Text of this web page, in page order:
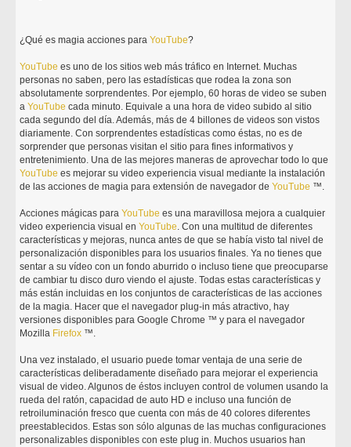
¿Qué es magia acciones paraYouTube?
YouTube es uno de los sitios web más tráfico en Internet. Muchas
personas no saben, pero las estadísticas que rodea la zona son
absolutamente sorprendentes. Por ejemplo, 60 horas de video se suben
aYouTube cada minuto. Equivale a una hora de video subido al sitio
cada segundo del día. Además, más de 4 billones de videos son vistos
diariamente. Con sorprendentes estadísticas como éstas, no es de
sorprender que personas visitan el sitio para fines informativos y
entretenimiento. Una de las mejores maneras de aprovechar todo lo que
YouTube es mejorar su video experiencia visual mediante la instalación
de las acciones de magia para extensión de navegador deYouTube ™.
Acciones mágicas paraYouTube es una maravillosa mejora a cualquier
video experiencia visual enYouTube. Con una multitud de diferentes
características y mejoras, nunca antes de que se había visto tal nivel de
personalización disponibles para los usuarios finales. Ya no tienes que
sentar a su vídeo con un fondo aburrido o incluso tiene que preocuparse
de cambiar tu disco duro viendo el ajuste. Todas estas características y
más están incluidas en los conjuntos de características de las acciones
de la magia. Hacer que el navegador plug-in más atractivo, hay
versiones disponibles para Google Chrome ™ y para el navegador
Mozilla Firefox ™.
Una vez instalado, el usuario puede tomar ventaja de una serie de
características deliberadamente diseñado para mejorar el experiencia
visual de video. Algunos de éstos incluyen control de volumen usando la
rueda del ratón, capacidad de auto HD e incluso una función de
retroiluminación fresco que cuenta con más de 40 colores diferentes
preestablecidos. Estas son sólo algunas de las muchas configuraciones
personalizables disponibles con este plug in. Muchos usuarios han